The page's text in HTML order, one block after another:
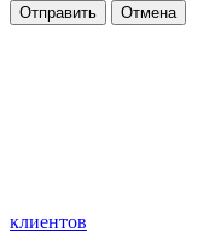
Отправить Отмена
клиентов